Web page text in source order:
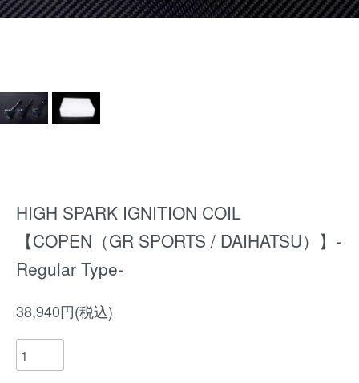
HIGH SPARK IGNITION COIL
【COPEN（GR SPORTS / DAIHATSU）】-
Regular Type-
38,940円(税込)